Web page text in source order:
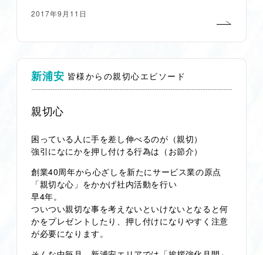
2017年9月11日
新浦安 皆様からの親切心エピソード
親切心
困っている人に手を差し伸べるのが（親切）
強引になにかを押し付ける行為は（お節介）
創業40周年から心ざしを新たにサービス業の原点
「親切な心」をかかげ社内活動を行い
早4年。
ついつい親切な事を考えないといけないとなると何
かをプレゼントしたり、押し付けになりやすく注意
が必要になります。